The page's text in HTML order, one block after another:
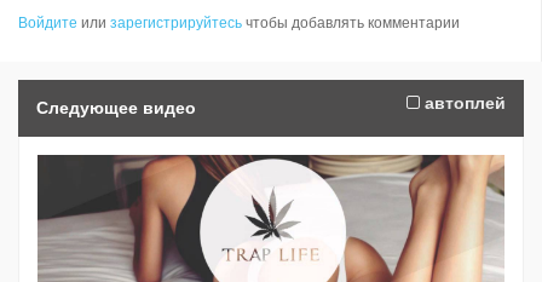
Войдите или зарегистрируйтесь чтобы добавлять комментарии
Следующее видео автоплей